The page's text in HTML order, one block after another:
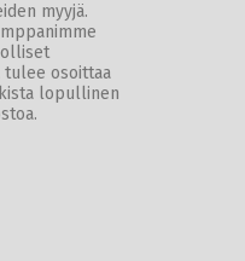
myyjä.
tulee osoittaa
lopullinen